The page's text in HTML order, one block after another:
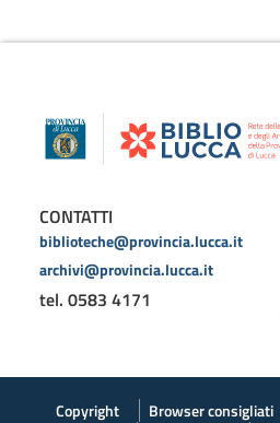
CONTATTI
biblioteche@provincia.lucca.it
archivi@provincia.lucca.it
tel. 0583 4171
Copyright Browser consigliati